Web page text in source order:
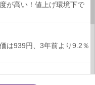
が高い！値上げ環境下で
は939円、3年前より9.2％